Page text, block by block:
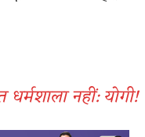
धर्मशाला नहीं: योगी!